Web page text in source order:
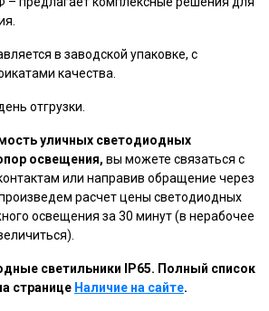
в заводской упаковке, с
качества.
отгрузки.
уличных светодиодных
освещения, вы можете связаться с
или направив обращение через
расчет цены светодиодных
освещения за 30 минут (в нерабочее
светильники IP65. Полный список
странице Наличие на сайте.